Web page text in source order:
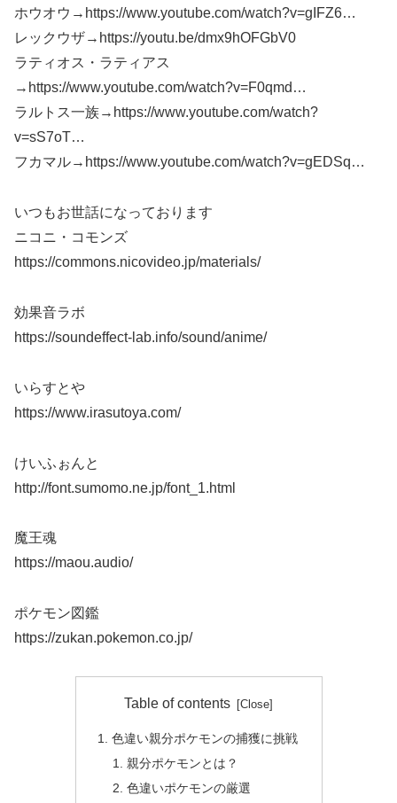
ホウオウ→https://www.youtube.com/watch?v=gIFZ6…
レックウザ→https://youtu.be/dmx9hOFGbV0
ラティオス・ラティアス
→https://www.youtube.com/watch?v=F0qmd…
ラルトス一族→https://www.youtube.com/watch?
v=sS7oT…
フカマル→https://www.youtube.com/watch?v=gEDSq…
いつもお世話になっております
ニコニ・コモンズ
https://commons.nicovideo.jp/materials/
効果音ラボ
https://soundeffect-lab.info/sound/anime/
いらすとや
https://www.irasutoya.com/
けいふぉんと
http://font.sumomo.ne.jp/font_1.html
魔王魂
https://maou.audio/
ポケモン図鑑
https://zukan.pokemon.co.jp/
Table of contents
色違い親分ポケモンの捕獲に挑戦
親分ポケモンとは？
色違いポケモンの厳選